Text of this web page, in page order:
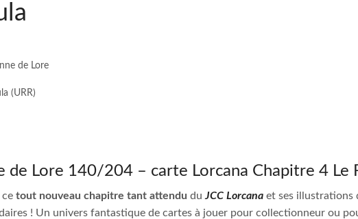
de Lore
(URR)
de Lore 140/204 – carte Lorcana Chapitre 4 Le
ce tout nouveau chapitre tant attendu du JCC Lorcana et ses illustrations
! Un univers fantastique de cartes à jouer pour collectionneur ou